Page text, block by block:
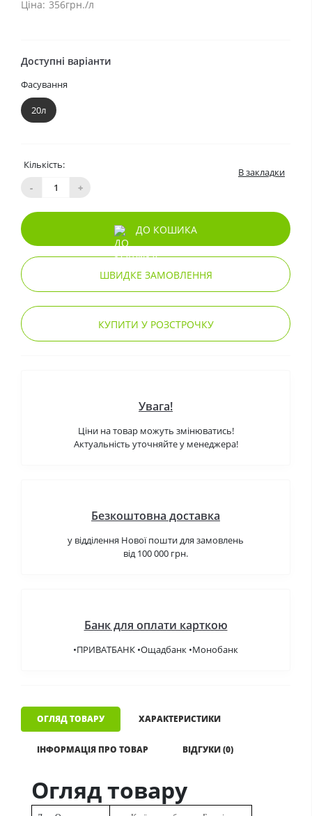
ОГЛЯД ТОВАРУ ХАРАКТЕРИСТИКИ
ІНФОРМАЦІЯ ПРО ТОВАР ВІДГУКИ (0)
Огляд товару
356грн./л
Доступні варіанти
Фасування
20л
Кількість:
-
+
В закладки
ДО КОШИКА
ШВИДКЕ ЗАМОВЛЕННЯ
КУПИТИ У РОЗСТРОЧКУ
Увага!
Ціни на товар можуть змінюватись!
Актуальність уточняйте у менеджера!
Безкоштовна доставка
у відділення Нової пошти для замовлень
від 100 000 грн.
Банк для оплати карткою
•ПРИВАТБАНК •Ощадбанк •Монобанк